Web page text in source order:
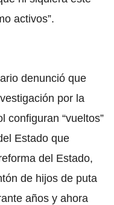
activos”.
denunció que
por la
configuran “vueltos”
Estado que
del Estado,
de hijos de puta
años y ahora